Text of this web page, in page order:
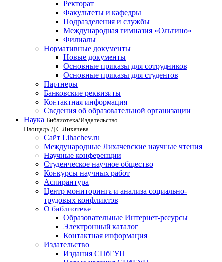
Ректорат
Факультеты и кафедры
Подразделения и службы
Международная гимназия «Ольгино»
Филиалы
Нормативные документы
Новые документы
Основные приказы для сотрудников
Основные приказы для студентов
Партнеры
Банковские реквизиты
Контактная информация
Сведения об образовательной организации
Наука Библиотека/Издательство
Площадь Д.С.Лихачева
Сайт Lihachev.ru
Международные Лихачевские научные чтения
Научные конференции
Студенческое научное общество
Конкурсы научных работ
Аспирантура
Центр мониторинга и анализа социально-
трудовых конфликтов
О библиотеке
Образовательные Интернет-ресурсы
Электронный каталог
Контактная информация
Издательство
Издания СПбГУП